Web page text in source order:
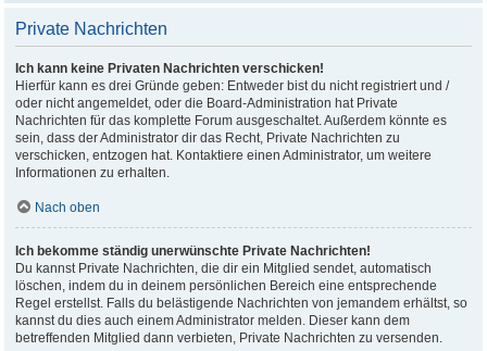
Private Nachrichten
Ich kann keine Privaten Nachrichten verschicken!
Hierfür kann es drei Gründe geben: Entweder bist du nicht registriert und /
oder nicht angemeldet, oder die Board-Administration hat Private
Nachrichten für das komplette Forum ausgeschaltet. Außerdem könnte es
sein, dass der Administrator dir das Recht, Private Nachrichten zu
verschicken, entzogen hat. Kontaktiere einen Administrator, um weitere
Informationen zu erhalten.
Nach oben
Ich bekomme ständig unerwünschte Private Nachrichten!
Du kannst Private Nachrichten, die dir ein Mitglied sendet, automatisch
löschen, indem du in deinem persönlichen Bereich eine entsprechende
Regel erstellst. Falls du belästigende Nachrichten von jemandem erhältst, so
kannst du dies auch einem Administrator melden. Dieser kann dem
betreffenden Mitglied dann verbieten, Private Nachrichten zu versenden.